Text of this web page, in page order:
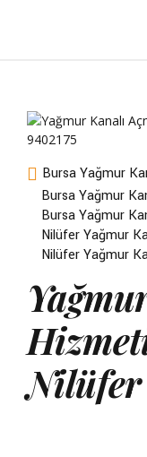
Bursa Yağmur
Bursa Yağmur
Bursa Yağmur
Nilüfer Yağmur
Nilüfer Yağmur
Nilüfer